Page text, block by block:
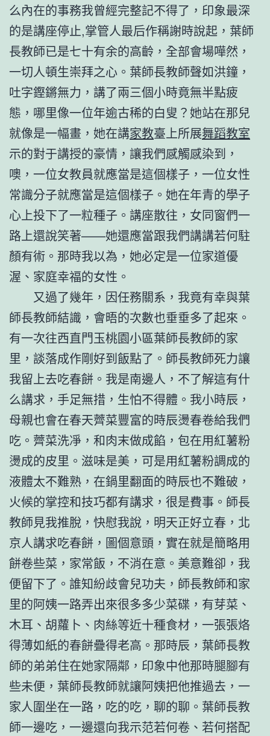
么內在的事務我曾經完整記不得了，印象最深
的是講座停止,掌管人最后作稱謝時說起，葉師
長教師已是七十有余的高齡，全部會場嘩然，
一切人頓生崇拜之心。葉師長教師聲如洪鐘，
吐字鏗鏘無力，講了兩三個小時竟無半點疲
態，哪里像一位年逾古稀的白叟？她站在那兒
就像是一幅畫，她在講家教臺上所展舞蹈教室
示的對于講授的豪情，讓我們感觸感染到，
噢，一位女教員就應當是這個樣子，一位女性
常識分子就應當是這個樣子。她在年青的學子
心上投下了一粒種子。講座散往，女同窗們一
路上還說笑著——她還應當跟我們講講若何駐
顏有術。那時我以為，她必定是一位家道優
渥、家庭幸福的女性。
又過了幾年，因任務關系，我竟有幸與葉
師長教師結識，會晤的次數也垂垂多了起來。
有一次往西直門玉桃園小區葉師長教師的家
里，談落成作剛好到飯點了。師長教師死力讓
我留上去吃春餅。我是南邊人，不了解這有什
么講求，手足無措，生怕不得體。我小時辰，
母親也會在春天薺菜豐富的時辰燙春卷給我們
吃。薺菜洗凈，和肉末做成餡，包在用紅薯粉
燙成的皮里。滋味是美，可是用紅薯粉調成的
液體太不難熟，在鍋里翻面的時辰也不難破，
火候的掌控和技巧都有講求，很是費事。師長
教師見我推脫，快慰我說，明天正好立春，北
京人講求吃春餅，圖個意頭，實在就是簡略用
餅卷些菜，家常飯，不消在意。美意難卻，我
便留下了。誰知紛歧會兒功夫，師長教師和家
里的阿姨一路弄出來很多多少菜碟，有芽菜、
木耳、胡蘿卜、肉絲等近十種食材，一張張烙
得薄如紙的春餅疊得老高。那時辰，葉師長教
師的弟弟住在她家隔鄰，印象中他那時腿腳有
些未便，葉師長教師就讓阿姨把他推過去，一
家人圍坐在一路，吃的吃，聊的聊。葉師長教
師一邊吃，一邊還向我示范若何卷、若何搭配